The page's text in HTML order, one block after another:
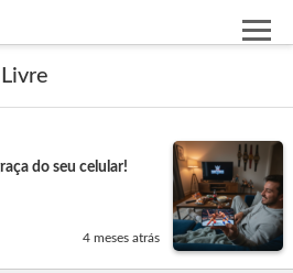
do seu celular!
4 meses atrás